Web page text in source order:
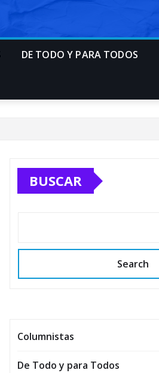
DE TODO Y PARA TODOS
BUSCAR
Search
Columnistas
De Todo y para Todos